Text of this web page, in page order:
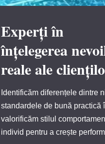
Experți în
înțelegerea
reale ale
Identificăm diferențele dintre
standardele de bună practică
valorificăm stilul
individ pentru a crește